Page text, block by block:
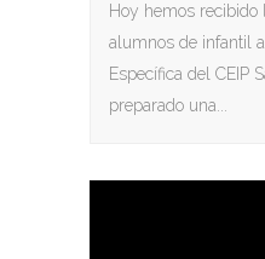
Hoy hemos recibido
alumnos de infantil
Específica del CEIP
preparado una...